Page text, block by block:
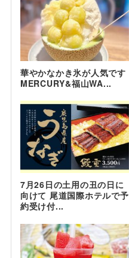
華やかなかき氷が人気です
MERCURY&福山WA...
7月26日の土用の丑の日に
向けて 尾道国際ホテルで予
約受け付...